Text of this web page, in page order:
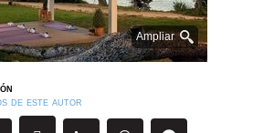
Ampliar
de este autor